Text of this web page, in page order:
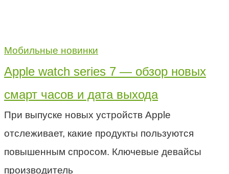
Мобильные новинки
Apple watch series 7 — обзор новых
смарт часов и дата выхода
При выпуске новых устройств Apple
отслеживает, какие продукты пользуются
повышенным спросом. Ключевые девайсы
производитель